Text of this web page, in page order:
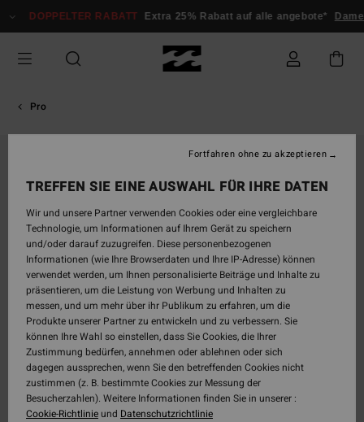
zur
springen
DOPPELTER RABATT Extra 25% Rabatt auf alle angebote* Damen
Pro
TREFFEN SIE EINE AUSWAHL FÜR IHRE DATEN
Wir und unsere Partner verwenden Cookies oder eine vergleichbare
Technologie, um Informationen auf Ihrem Gerät zu speichern
und/oder darauf zuzugreifen. Diese personenbezogenen
Informationen (wie Ihre Browserdaten und Ihre IP-Adresse) können
verwendet werden, um Ihnen personalisierte Beiträge und Inhalte zu
präsentieren, um die Leistung von Werbung und Inhalten zu
messen, und um mehr über ihr Publikum zu erfahren, um die
Produkte unserer Partner zu entwickeln und zu verbessern. Sie
können Ihre Wahl so einstellen, dass Sie Cookies, die Ihrer
Zustimmung bedürfen, annehmen oder ablehnen oder sich
dagegen aussprechen, wenn Sie den betreffenden Cookies nicht
zustimmen (z. B. bestimmte Cookies zur Messung der
Besucherzahlen). Weitere Informationen finden Sie in unserer :
Cookie-Richtlinieund Datenschutzrichtlinie
Fortfahren ohne zu akzeptieren